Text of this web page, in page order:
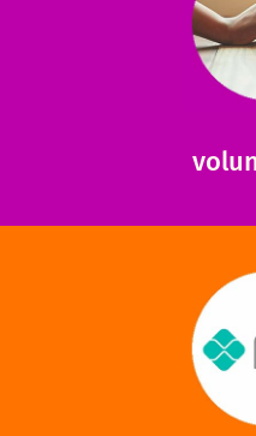
ajudar com certos
saiba
via PIX? Elas também
mantermos nossas